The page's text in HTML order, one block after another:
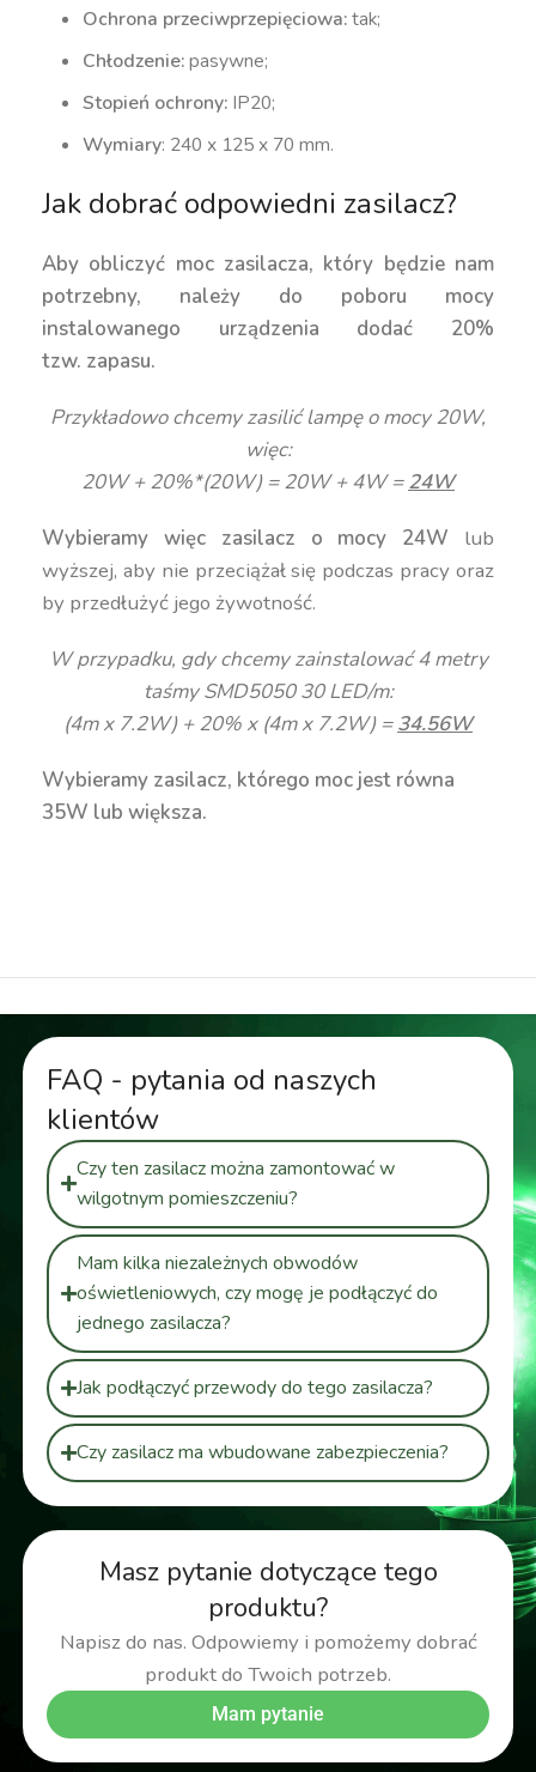
Ochrona przeciwprzepięciowa:tak;
Chłodzenie:pasywne;
Stopień ochrony: IP20;
Wymiary: 240 x 125 x 70 mm.
Jak dobrać odpowiedni zasilacz?
Aby obliczyć moc zasilacza, który będzie nam
potrzebny, należy do poboru mocy
instalowanego urządzenia dodać 20%
tzw. zapasu.
Przykładowo chcemy zasilić lampę o mocy 20W,
więc:
20W + 20%*(20W) = 20W + 4W =24W
Wybieramy więc zasilacz o mocy 24W lub
wyższej, aby nie przeciążał się podczas pracy oraz
by przedłużyć jego żywotność.
W przypadku, gdy chcemy zainstalować 4 metry
taśmy SMD5050 30 LED/m:
(4m x 7.2W) + 20% x (4m x 7.2W) =34.56W
Wybieramy zasilacz, którego moc jest równa
35W lub większa.
Masz pytanie dotyczące tego
produktu?
Napisz do nas. Odpowiemy i pomożemy dobrać
produkt do Twoich potrzeb.
Mam pytanie
FAQ - pytania od naszych
klientów
Czy ten zasilacz można zamontować w
wilgotnym pomieszczeniu?
Mam kilka niezależnych obwodów
oświetleniowych, czy mogę je podłączyć do
jednego zasilacza?
Jak podłączyć przewody do tego zasilacza?
Czy zasilacz ma wbudowane zabezpieczenia?